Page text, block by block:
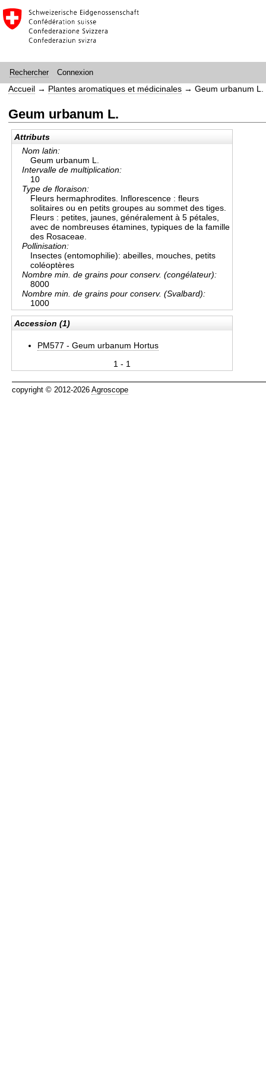
Rechercher Connexion
Accueil → Plantes aromatiques et médicinales →Geum urbanum L.
Geum urbanum L.
Attributs
Nom latin:
Geum urbanum L.
Intervalle de multiplication:
10
Type de floraison:
Fleurs hermaphrodites. Inflorescence : fleurs
solitaires ou en petits groupes au sommet des tiges.
Fleurs : petites, jaunes, généralement à 5 pétales,
avec de nombreuses étamines, typiques de la famille
des Rosaceae.
Pollinisation:
Insectes (entomophilie): abeilles, mouches, petits
coléoptères
Nombre min. de grains pour conserv. (congélateur):
8000
Nombre min. de grains pour conserv. (Svalbard):
1000
Accession (1)
PM577 - Geum urbanum Hortus
1 - 1
copyright © 2012-2026 Agroscope